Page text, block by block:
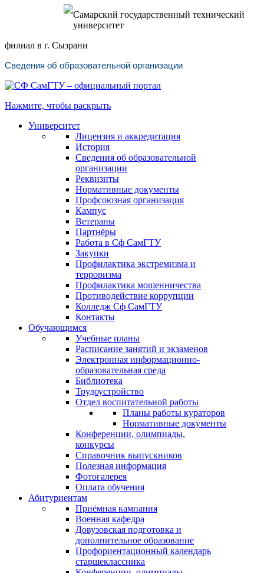
Самарский государственный технический
университет
филиал в г. Сызрани
Сведения об образовательной организации
Нажмите, чтобы раскрыть
Университет
Лицензия и аккредитация
История
Сведения об образовательной
организации
Реквизиты
Нормативные документы
Профсоюзная организация
Кампус
Ветераны
Партнёры
Работа в Сф СамГТУ
Закупки
Профилактика экстремизма и
терроризма
Профилактика мошенничества
Противодействие коррупции
Колледж Сф СамГТУ
Контакты
Обучающимся
Учебные планы
Расписание занятий и экзаменов
Электронная информационно-
образовательная среда
Библиотека
Трудоустройство
Отдел воспитательной работы
Планы работы кураторов
Нормативные документы
Конференции, олимпиады,
конкурсы
Справочник выпускников
Полезная информация
Фотогалерея
Оплата обучения
Абитуриентам
Приёмная кампания
Военная кафедра
Довузовская подготовка и
дополнительное образование
Профориентационный календарь
старшеклассника